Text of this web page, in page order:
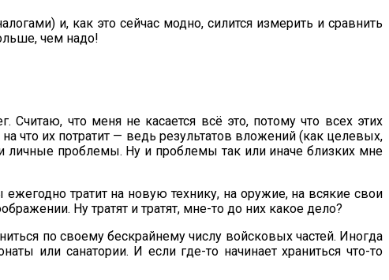
и, как это сейчас модно, силится измерить и сравнить
чем надо!
что меня не касается всё это, потому что всех этих
что их потратит — ведь результатов вложений (как целевых,
личные проблемы. Ну и проблемы так или иначе близких мне
тратит на новую технику, на оружие, на всякие свои
Ну тратят и тратят, мне-то до них какое дело?
по своему бескрайнему числу войсковых частей. Иногда
или санатории. И если где-то начинает храниться что-то